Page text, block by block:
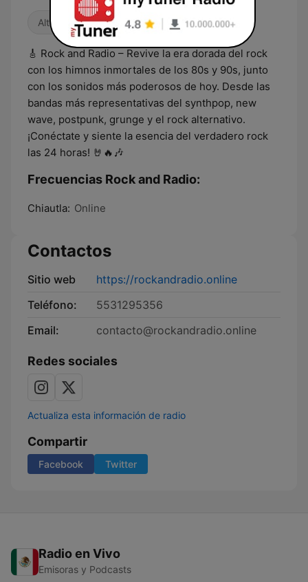
Alternativa / Indie Años 80 Años 90
🎸 Rock and Radio – Revive la era dorada del rock
con los himnos inmortales de los 80s y 90s, junto
con los sonidos más poderosos de hoy. Desde las
bandas más representativas del synthpop, new
wave, postpunk, grunge y el rock alternativo.
¡Conéctate y siente la esencia del verdadero rock
las 24 horas! 🤘🔥🎶
Frecuencias Rock and Radio:
Chiautla: Online
Contactos
Sitio web
https://rockandradio.online
Teléfono:
5531295356
Email:
contacto@rockandradio.online
Redes sociales
Actualiza esta información de radio
Compartir
Facebook Twitter
Radio en Vivo
Emisoras y Podcasts